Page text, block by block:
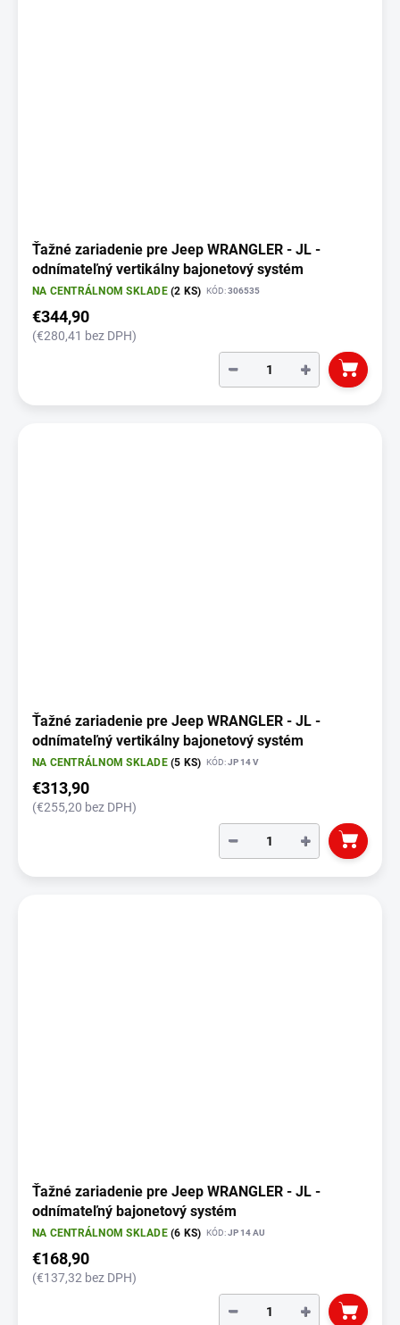
Ťažné zariadenie pre Jeep WRANGLER - JL -
odnímateľný vertikálny bajonetový systém
NA CENTRÁLNOM SKLADE(2 KS) KÓD:306535
€344,90
(€280,41 bez DPH)
+
−
Ťažné zariadenie pre Jeep WRANGLER - JL -
odnímateľný vertikálny bajonetový systém
NA CENTRÁLNOM SKLADE(5 KS) KÓD:JP 14 V
€313,90
(€255,20 bez DPH)
+
−
Ťažné zariadenie pre Jeep WRANGLER - JL -
odnímateľný bajonetový systém
NA CENTRÁLNOM SKLADE(6 KS) KÓD:JP 14 AU
€168,90
(€137,32 bez DPH)
+
−